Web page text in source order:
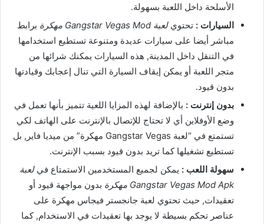
الأسلحة داخل اللعبة بسهولة.
السيارات : تحتويلعبة Gangstar Vegas Mod مهكرة
برابط
مباشر أيضا على سيارات عديدة ومتنوعة تستطيع استخدامها
في التنقل داخل المدينة, هذه السيارات يمكنك شرائها من
متجر اللعبة أو يمكن إيقاف السيارة التي تنال إعجابك وقيادتها
بدون قيود.
بدون إنترنت : بالإضافة لهذه المزايا اللعية تتميز بأنها تعمل في
وضع الأوفلاين أي لا تحتاج للإتصال بالإنترنت على الهاتف لكي
تستمتع في “لعبة Gangstar Vegas مهكرة” من ميديا فاير, بل
تستطيع تشغيلها كما تريد بدون قيود بسبب الإنترنت.
سهولة اللعب : يمكن لجميع المستخدمين الاستمتاع فيلعبة
Gangstar Vegas Mod Apk مهكرة
بدون مواجهة قيود أو
تعقيدات, حيث تحتوي لعبة جانجستر فيجاس مهكرة على
عناصر تحكم بسيطة لا يوجد بها تعقيدات في الاستخدام, كما